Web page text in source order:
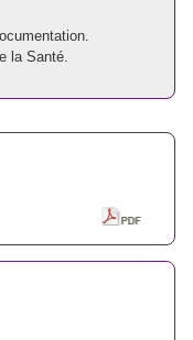
la Santé.